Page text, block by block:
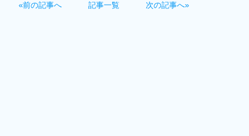
«前の記事へ 記事一覧 次の記事へ»